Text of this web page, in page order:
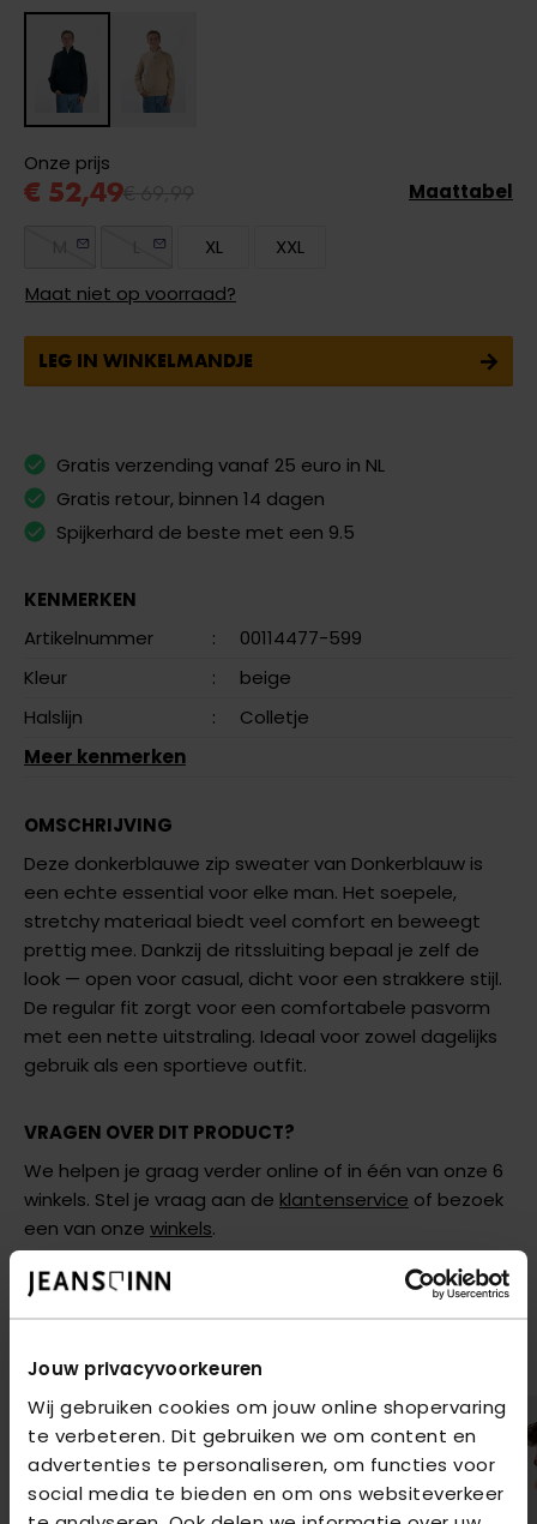
Jouw privacyvoorkeuren
Wij gebruiken cookies om jouw online shopervaring
te verbeteren. Dit gebruiken we om content en
advertenties te personaliseren, om functies voor
social media te bieden en om ons websiteverkeer
Onze prijs
€ 52,49
XL
XXL
Maat niet op voorraad?
Maattabel
LEG IN WINKELMANDJE
Gratis verzending vanaf 25 euro in NL
Gratis retour, binnen 14 dagen
Spijkerhard de beste met een 9.5
KENMERKEN
Artikelnummer
:
00114477-599
Kleur
:
beige
Halslijn
:
Colletje
Meer kenmerken
OMSCHRIJVING
Deze donkerblauwe zip sweater van Donkerblauw is
een echte essential voor elke man. Het soepele,
stretchy materiaal biedt veel comfort en beweegt
prettig mee. Dankzij de ritssluiting bepaal je zelf de
look — open voor casual, dicht voor een strakkere stijl.
De regular fit zorgt voor een comfortabele pasvorm
met een nette uitstraling. Ideaal voor zowel dagelijks
gebruik als een sportieve outfit.
VRAGEN OVER DIT PRODUCT?
We helpen je graag verder online of in één van onze 6
winkels. Stel je vraag aan de klantenservice of bezoek
een van onze winkels.
AANBEVOLEN VOOR JOU